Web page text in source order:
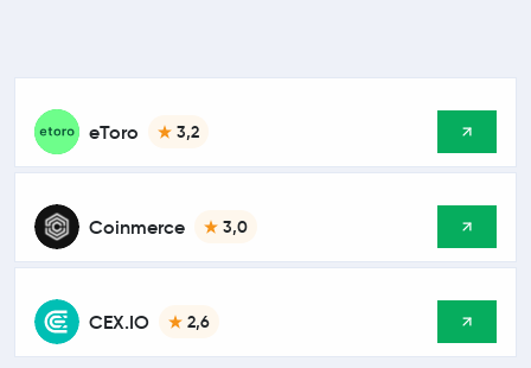
eToro 3,2
Coinmerce 3,0
CEX.IO 2,6